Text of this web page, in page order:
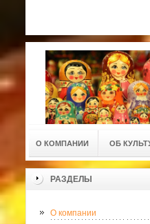
О КОМПАНИИ ОБ
РАЗДЕЛЫ
О компании